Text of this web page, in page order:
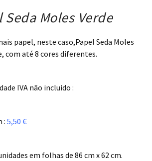
Seda Moles Verde
papel, neste caso,Papel Seda Moles
com até 8 cores diferentes.
IVA não incluido :
: 5,50 €
em folhas de 86 cm x 62 cm.